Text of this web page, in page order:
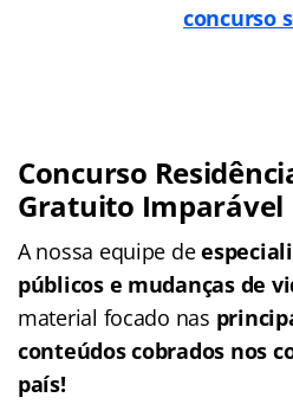
concurso
Concurso
Gratuito Imparável
A nossa equipe de
públicos e mudanças de
material focado nas
conteúdos cobrados nos
país!